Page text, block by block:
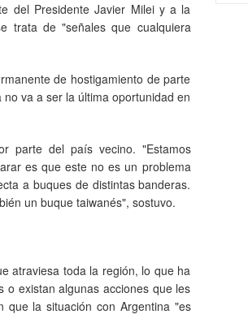
del Presidente Javier Milei y a la
trata de "señales que cualquiera
de hostigamiento de parte
va a ser la última oportunidad en
parte del país vecino. "Estamos
es que este no es un problema
a buques de distintas banderas.
un buque taiwanés", sostuvo.
atraviesa toda la región, lo que ha
o existan algunas acciones que les
que la situación con Argentina "es